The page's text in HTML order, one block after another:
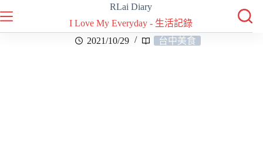
RLai Diary
I Love My Everyday - 生活記錄
2021/10/29
台中美食